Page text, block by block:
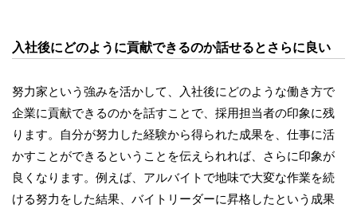
入社後にどのように貢献できるのか話せるとさらに良い
努力家という強みを活かして、入社後にどのような働き方で
企業に貢献できるのかを話すことで、採用担当者の印象に残
ります。自分が努力した経験から得られた成果を、仕事に活
かすことができるということを伝えられれば、さらに印象が
良くなります。例えば、アルバイトで地味で大変な作業を続
ける努力をした結果、バイトリーダーに昇格したという成果